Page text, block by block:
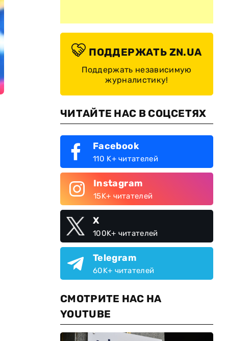
ПОДДЕРЖАТЬ ZN.UA
Поддержать независимую
журналистику!
ЧИТАЙТЕ НАС В СОЦСЕТЯХ
Facebook
110 K+ читателей
Instagram
15K+ читателей
X
100K+ читателей
Telegram
60K+ читателей
СМОТРИТЕ НАС НА
YOUTUBE